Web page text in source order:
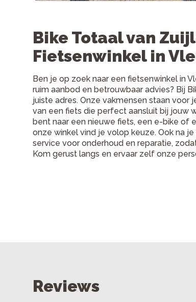
Bike Totaal van
Fietsenwinkel in
Ben je op zoek naar een fietsenwinkel in
ruim aanbod en betrouwbaar advies? Bij
juiste adres. Onze vakmensen staan voor
van een fiets die perfect aansluit bij jouw
bent naar een nieuwe fiets, een e-bike of
onze winkel vind je volop keuze. Ook na
service voor onderhoud en reparatie,
Kom gerust langs en ervaar zelf onze
Reviews